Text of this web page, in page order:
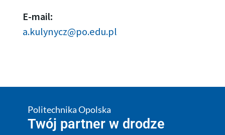
E-mail:
a.kulynycz@po.edu.pl
Politechnika Opolska
Twój partner w drodze